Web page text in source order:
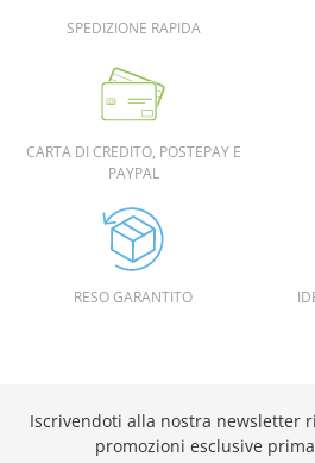
SPEDIZIONE RAPIDA
CARTA DI CREDITO, POSTEPAY E
PAYPAL
RESO GARANTITO
Iscrivendoti alla nostra newsletter
promozioni esclusive